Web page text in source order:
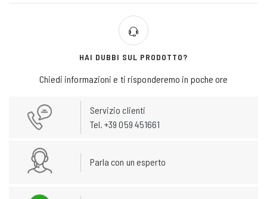
HAI DUBBI SUL PRODOTTO?
Chiedi informazioni e ti risponderemo in poche ore
Servizio clienti
Tel. +39 059 451661
Parla con un esperto